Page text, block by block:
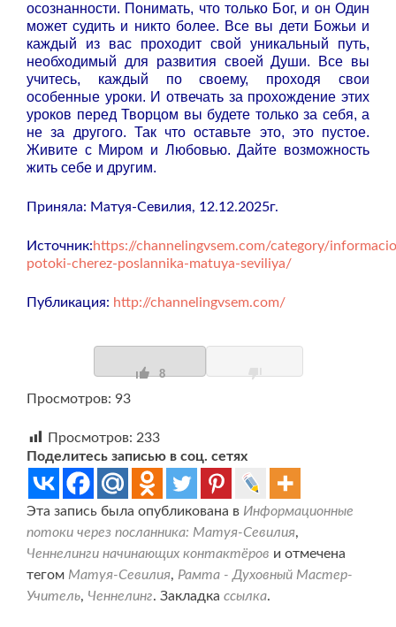
осознанности. Понимать, что только Бог, и он Один
может судить и никто более. Все вы дети Божьи и
каждый из вас проходит свой уникальный путь,
необходимый для развития своей Души. Все вы
учитесь, каждый по своему, проходя свои
особенные уроки. И отвечать за прохождение этих
уроков перед Творцом вы будете только за себя, а
не за другого. Так что оставьте это, это пустое.
Живите с Миром и Любовью. Дайте возможность
жить себе и другим.
Приняла: Матуя-Севилия, 12.12.2025г.
Источник:https://channelingvsem.com/category/
potoki-cherez-poslannika-matuya-seviliya/
Публикация: http://channelingvsem.com/
8
Просмотров: 93
Просмотров: 233
Поделитесь записью в соц. сетях
Эта запись была опубликована в Информационные
потоки через посланника: Матуя-Севилия,
Ченнелинги начинающих контактёров и отмечена
тегом Матуя-Севилия, Рамта - Духовный Мастер-
Учитель, Ченнелинг. Закладка ссылка.